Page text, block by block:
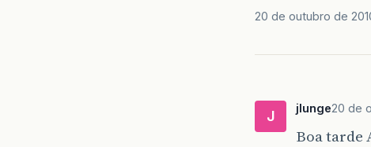
20 de outubro de
J jlunge20 de
Boa tarde